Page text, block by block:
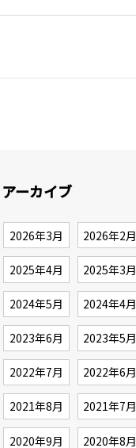
アーカイブ
2026年3月 2026年2月
2025年4月 2025年3月
2024年5月 2024年4月
2023年6月 2023年5月
2022年7月 2022年6月
2021年8月 2021年7月
2020年9月 2020年8月